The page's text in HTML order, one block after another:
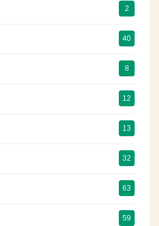
2
40
8
12
13
32
63
59